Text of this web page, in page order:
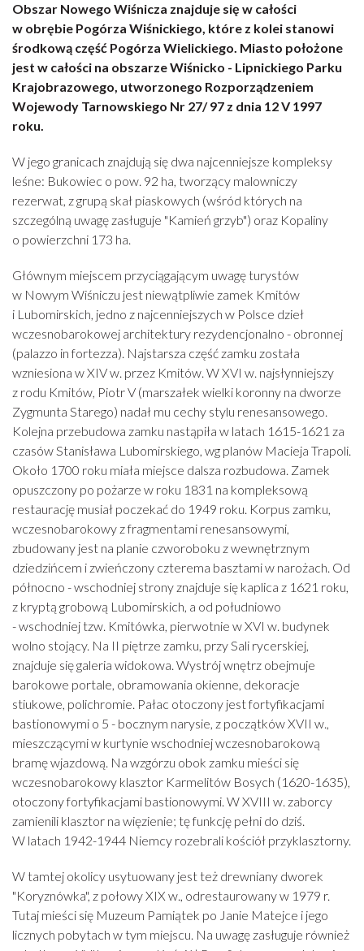
Obszar Nowego Wiśnicza znajduje się w całości
w obrębie Pogórza Wiśnickiego, które z kolei stanowi
środkową część Pogórza Wielickiego. Miasto położone
jest w całości na obszarze Wiśnicko - Lipnickiego Parku
Krajobrazowego, utworzonego Rozporządzeniem
Wojewody Tarnowskiego Nr 27/ 97 z dnia 12 V 1997
roku.
W jego granicach znajdują się dwa najcenniejsze kompleksy
leśne: Bukowiec o pow. 92 ha, tworzący malowniczy
rezerwat, z grupą skał piaskowych (wśród których na
szczególną uwagę zasługuje "Kamień grzyb") oraz Kopaliny
o powierzchni 173 ha.
Głównym miejscem przyciągającym uwagę turystów
w Nowym Wiśniczu jest niewątpliwie zamek Kmitów
i Lubomirskich, jedno z najcenniejszych w Polsce dzieł
wczesnobarokowej architektury rezydencjonalno - obronnej
(palazzo in fortezza). Najstarsza część zamku została
wzniesiona w XIV w. przez Kmitów. W XVI w. najsłynniejszy
z rodu Kmitów, Piotr V (marszałek wielki koronny na dworze
Zygmunta Starego) nadał mu cechy stylu renesansowego.
Kolejna przebudowa zamku nastąpiła w latach 1615-1621 za
czasów Stanisława Lubomirskiego, wg planów Macieja Trapoli.
Około 1700 roku miała miejsce dalsza rozbudowa. Zamek
opuszczony po pożarze w roku 1831 na kompleksową
restaurację musiał poczekać do 1949 roku. Korpus zamku,
wczesnobarokowy z fragmentami renesansowymi,
zbudowany jest na planie czworoboku z wewnętrznym
dziedzińcem i zwieńczony czterema basztami w narożach. Od
północno - wschodniej strony znajduje się kaplica z 1621 roku,
z kryptą grobową Lubomirskich, a od południowo
- wschodniej tzw. Kmitówka, pierwotnie w XVI w. budynek
wolno stojący. Na II piętrze zamku, przy Sali rycerskiej,
znajduje się galeria widokowa. Wystrój wnętrz obejmuje
barokowe portale, obramowania okienne, dekoracje
stiukowe, polichromie. Pałac otoczony jest fortyfikacjami
bastionowymi o 5 - bocznym narysie, z początków XVII w.,
mieszczącymi w kurtynie wschodniej wczesnobarokową
bramę wjazdową. Na wzgórzu obok zamku mieści się
wczesnobarokowy klasztor Karmelitów Bosych (1620-1635),
otoczony fortyfikacjami bastionowymi. W XVIII w. zaborcy
zamienili klasztor na więzienie; tę funkcję pełni do dziś.
W latach 1942-1944 Niemcy rozebrali kościół przyklasztorny.
W tamtej okolicy usytuowany jest też drewniany dworek
"Koryznówka", z połowy XIX w., odrestaurowany w 1979 r.
Tutaj mieści się Muzeum Pamiątek po Janie Matejce i jego
licznych pobytach w tym miejscu. Na uwagę zasługuje również